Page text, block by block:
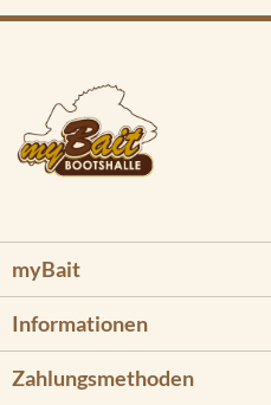
myBait
Informationen
Zahlungsmethoden